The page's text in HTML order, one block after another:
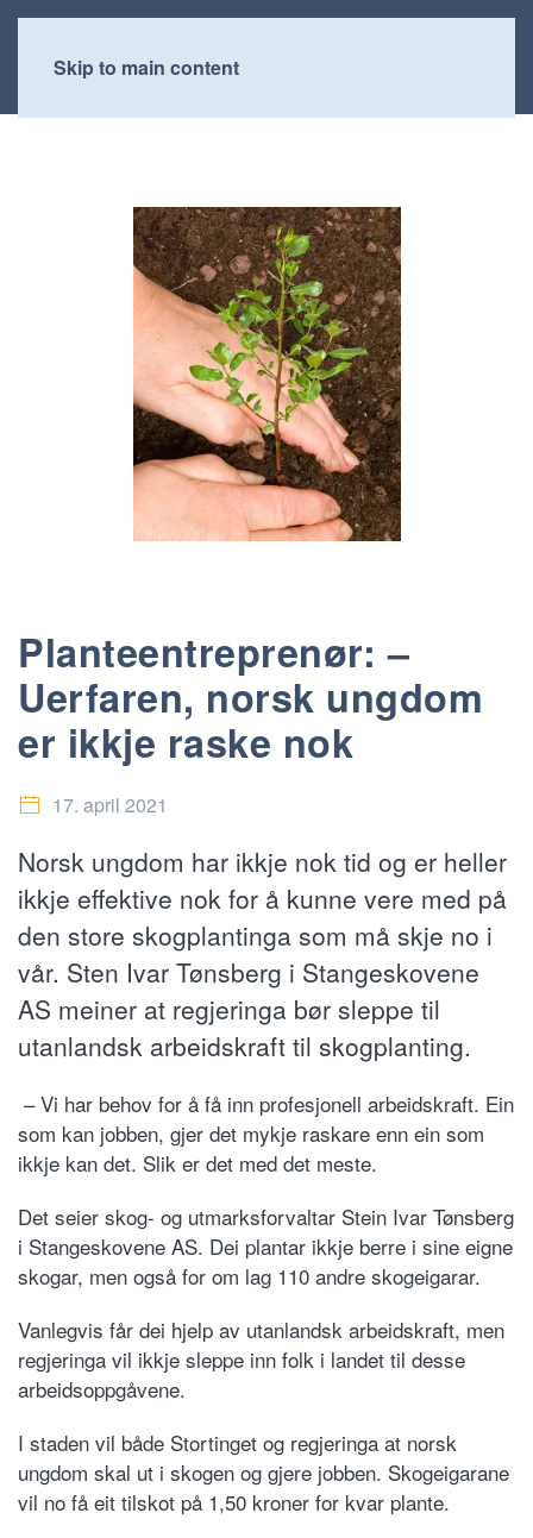
Skip to main content
Planteentreprenør: –
Uerfaren, norsk ungdom
er ikkje raske nok
17. april 2021
Norsk ungdom har ikkje nok tid og er heller
ikkje effektive nok for å kunne vere med på
den store skogplantinga som må skje no i
vår. Sten Ivar Tønsberg i Stangeskovene
AS meiner at regjeringa bør sleppe til
utanlandsk arbeidskraft til skogplanting.
– Vi har behov for å få inn profesjonell arbeidskraft. Ein
som kan jobben, gjer det mykje raskare enn ein som
ikkje kan det. Slik er det med det meste.
Det seier skog- og utmarksforvaltar Stein Ivar Tønsberg
i Stangeskovene AS. Dei plantar ikkje berre i sine eigne
skogar, men også for om lag 110 andre skogeigarar.
Vanlegvis får dei hjelp av utanlandsk arbeidskraft, men
regjeringa vil ikkje sleppe inn folk i landet til desse
arbeidsoppgåvene.
I staden vil både Stortinget og regjeringa at norsk
ungdom skal ut i skogen og gjere jobben. Skogeigarane
vil no få eit tilskot på 1,50 kroner for kvar plante.